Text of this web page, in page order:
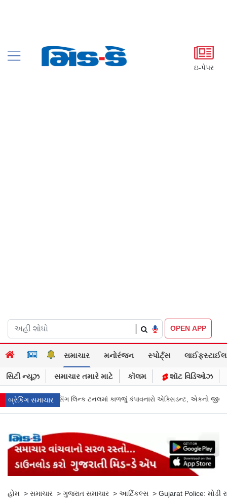
ઇ-પેપર
OPEN APP
સમાચાર મનોરંજન સ્પોર્ટ્સ લાઈફસ્ટાઈલ
સિટી ન્યૂઝ સમાચાર તમારે માટે કૉલમ શૉટ વિડિઓઝ
બ્રેકિંગ સમાચાર
એક્સિડન્ટ, એકનો જીવ ગયો Gujarat News: મોરબીમાં મેજિક! કૂવાનું
હોમ > સમાચાર > ગુજરાત સમાચાર > આર્ટિકલ્સ > Gujarat Police: